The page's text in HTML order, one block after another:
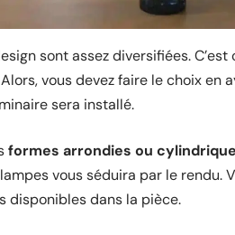
sont assez diversifiées.
vous devez faire le choix en
sera installé.
formes arrondies ou
vous séduira par le rendu.
disponibles dans la pièce.